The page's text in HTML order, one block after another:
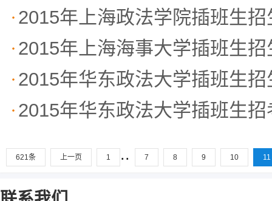
2015年上海政法学院插班生招
2015年上海海事大学插班生招
2015年华东政法大学插班生招
2015年华东政法大学插班生
621条 上一页 1 .. 7 8 9 10 11